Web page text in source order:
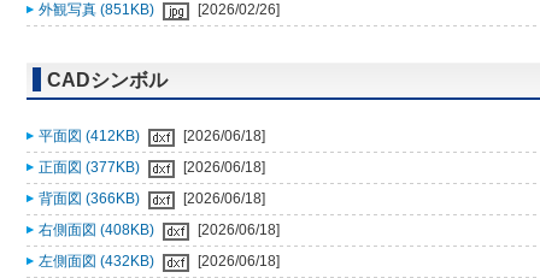
外観写真 (851KB) [2026/02/26]
CADシンボル
平面図 (412KB)
[2026/06/18]
正面図 (377KB)
[2026/06/18]
背面図 (366KB)
[2026/06/18]
右側面図 (408KB)
[2026/06/18]
左側面図 (432KB)
[2026/06/18]